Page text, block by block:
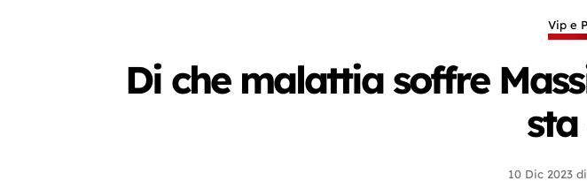
Vip e
Di che malattia soffre
10 Dic 2023 di